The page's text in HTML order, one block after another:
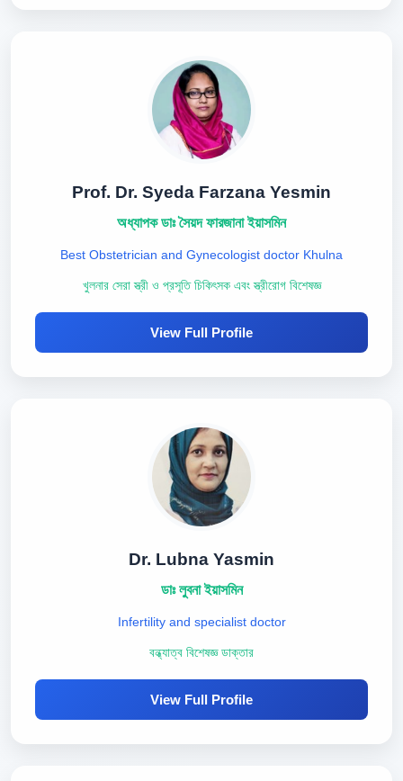
Prof. Dr. Syeda Farzana Yesmin
অধ্যাপক ডাঃ সৈয়দ ফারজানা ইয়াসমিন
Best Obstetrician and Gynecologist doctor Khulna
খুলনার সেরা স্ত্রী ও প্রসূতি চিকিৎসক এবং স্ত্রীরোগ বিশেষজ্ঞ
View Full Profile
Dr. Lubna Yasmin
ডাঃ লুবনা ইয়াসমিন
Infertility and specialist doctor
বন্ধ্যাত্ব বিশেষজ্ঞ ডাক্তার
View Full Profile